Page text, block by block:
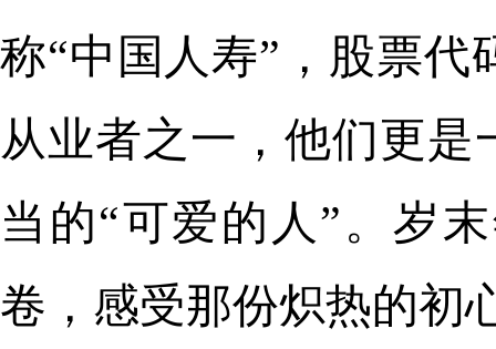
称“中国人寿”，股票代
从业者之一，他们更
当的“可爱的人”。岁
卷，感受那份炽热的初